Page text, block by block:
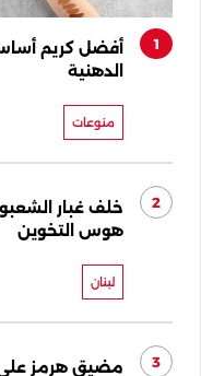
1
أفضل كريم
الدهنية
منوعات
2
خلف غبار
هوس التخوين
لبنان
3
مضيق هرمز